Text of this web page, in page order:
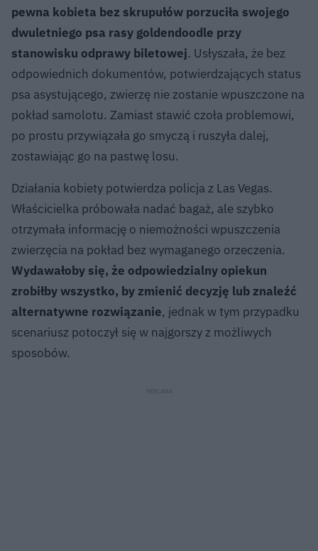
pewna kobieta bez skrupułów porzuciła swojego
dwuletniego psa rasy goldendoodle przy
stanowisku odprawy biletowej. Usłyszała, że bez
odpowiednich dokumentów, potwierdzających status
psa asystującego, zwierzę nie zostanie wpuszczone na
pokład samolotu. Zamiast stawić czoła problemowi,
po prostu przywiązała go smyczą i ruszyła dalej,
zostawiając go na pastwę losu.
Działania kobiety potwierdza policja z Las Vegas.
Właścicielka próbowała nadać bagaż, ale szybko
otrzymała informację o niemożności wpuszczenia
zwierzęcia na pokład bez wymaganego orzeczenia.
Wydawałoby się, że odpowiedzialny opiekun
zrobiłby wszystko, by zmienić decyzję lub znaleźć
alternatywne rozwiązanie, jednak w tym przypadku
scenariusz potoczył się w najgorszy z możliwych
sposobów.